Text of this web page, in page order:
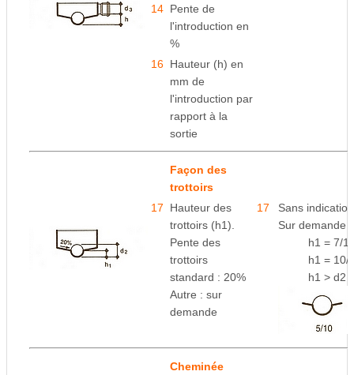
14 Pente de
l'introduction en
%
16 Hauteur (h) en
mm de
l'introduction par
rapport à la
sortie
Façon des
trottoirs
17
Hauteur des
trottoirs (h1).
Pente des
trottoirs
standard : 20%
Autre : sur
demande
17
Sans
Sur demande :
h1 = 7/
h1 = 10/
h1 > d2
Cheminée